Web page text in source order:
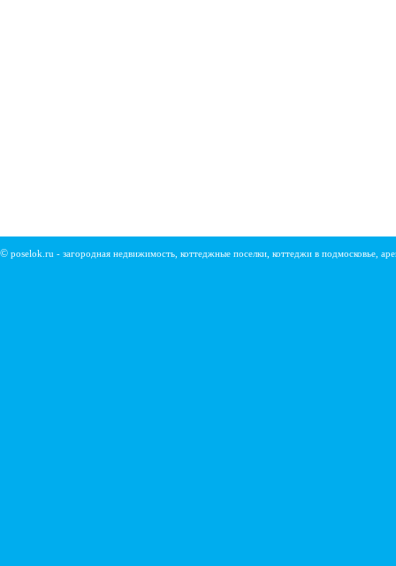
© poselok.ru - загородная недвижимость, коттеджные поселки, коттеджи в подмосковье,